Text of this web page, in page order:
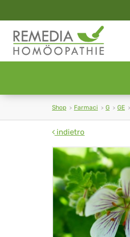
Shop Farmaci G GE
indietro